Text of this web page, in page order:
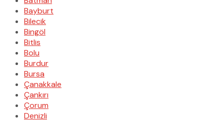
Bayburt
Bilecik
Bingöl
Bitlis
Bolu
Burdur
Bursa
Çanakkale
Çankırı
Çorum
Denizli